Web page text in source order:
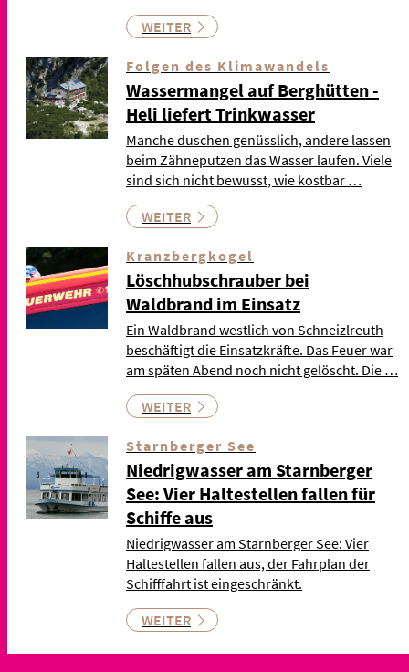
WEITER
Folgen des Klimawandels
Wassermangel auf Berghütten -
Heli liefert Trinkwasser
Manche duschen genüsslich, andere lassen
beim Zähneputzen das Wasser laufen. Viele
sind sich nicht bewusst, wie kostbar …
WEITER
Kranzbergkogel
Löschhubschrauber bei
Waldbrand im Einsatz
Ein Waldbrand westlich von Schneizlreuth
beschäftigt die Einsatzkräfte. Das Feuer war
am späten Abend noch nicht gelöscht. Die …
WEITER
Starnberger See
Niedrigwasser am Starnberger
See: Vier Haltestellen fallen für
Schiffe aus
Niedrigwasser am Starnberger See: Vier
Haltestellen fallen aus, der Fahrplan der
Schifffahrt ist eingeschränkt.
WEITER